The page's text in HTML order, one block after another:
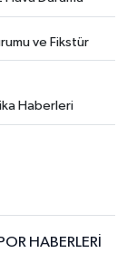
ve Fikstür
Haberleri
HABERLERİ